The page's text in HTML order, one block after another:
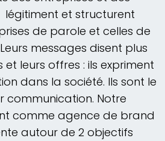
et structurent
de parole et celles de
messages disent plus
leurs offres : ils expriment
dans la société. Ils sont le
Notre
comme agence de brand
autour de 2 objectifs